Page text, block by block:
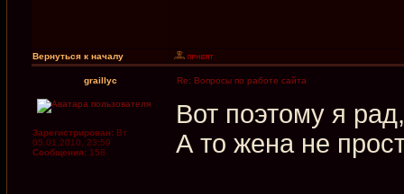
Вернуться к началу
graillyc Re: Вопросы по работе сайта
Зарегистрирован: Вт
05.01.2010, 23:59
Сообщения: 158
Вот поэтому я
А то жена не